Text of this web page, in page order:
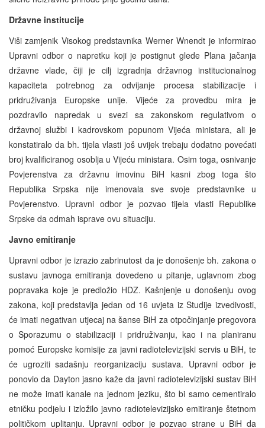
Državne institucije
Viši zamjenik Visokog predstavnika Werner Wnendt je informirao
Upravni odbor o napretku koji je postignut glede Plana jačanja
državne vlade, čiji je cilj izgradnja državnog institucionalnog
kapaciteta potrebnog za odvijanje procesa stabilizacije i
pridruživanja Europske unije. Vijeće za provedbu mira je
pozdravilo napredak u svezi sa zakonskom regulativom o
državnoj službi i kadrovskom popunom Vijeća ministara, ali je
konstatiralo da bh. tijela vlasti još uvijek trebaju dodatno povećati
broj kvalificiranog osoblja u Vijeću ministara. Osim toga, osnivanje
Povjerenstva za državnu imovinu BiH kasni zbog toga što
Republika Srpska nije imenovala sve svoje predstavnike u
Povjerenstvo. Upravni odbor je pozvao tijela vlasti Republike
Srpske da odmah isprave ovu situaciju.
Javno emitiranje
Upravni odbor je izrazio zabrinutost da je donošenje bh. zakona o
sustavu javnoga emitiranja dovedeno u pitanje, uglavnom zbog
popravaka koje je predložio HDZ. Kašnjenje u donošenju ovog
zakona, koji predstavlja jedan od 16 uvjeta iz Studije izvedivosti,
će imati negativan utjecaj na šanse BiH za otpočinjanje pregovora
o Sporazumu o stabilizaciji i pridruživanju, kao i na planiranu
pomoć Europske komisije za javni radiotelevizijski servis u BiH, te
će ugroziti sadašnju reorganizaciju sustava. Upravni odbor je
ponovio da Dayton jasno kaže da javni radiotelevizijski sustav BiH
ne može imati kanale na jednom jeziku, što bi samo cementiralo
etničku podjelu i izložilo javno radiotelevizijsko emitiranje štetnom
političkom uplitanju. Upravni odbor je pozvao strane u BiH da